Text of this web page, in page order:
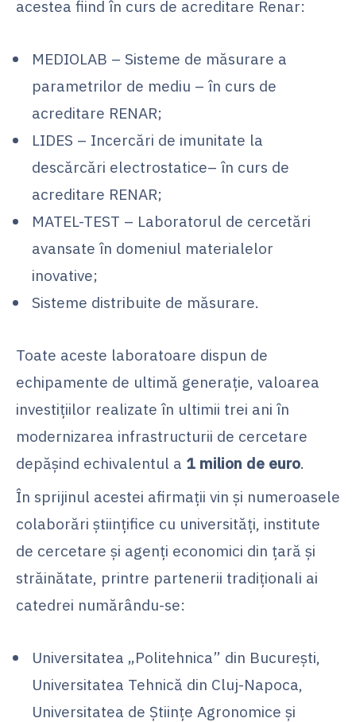
acestea fiind în curs de acreditare Renar:
MEDIOLAB – Sisteme de măsurare a
parametrilor de mediu – în curs de
acreditare RENAR;
LIDES – Incercări de imunitate la
descărcări electrostatice– în curs de
acreditare RENAR;
MATEL-TEST – Laboratorul de cercetări
avansate în domeniul materialelor
inovative;
Sisteme distribuite de măsurare.
Toate aceste laboratoare dispun de
echipamente de ultimă generaţie, valoarea
investiţiilor realizate în ultimii trei ani în
modernizarea infrastructurii de cercetare
depăşind echivalentul a 1 milion de euro.
În sprijinul acestei afirmaţii vin şi numeroasele
colaborări ştiinţifice cu universităţi, institute
de cercetare şi agenţi economici din ţară şi
străinătate, printre partenerii tradiţionali ai
catedrei numărându-se:
Universitatea „Politehnica” din Bucureşti,
Universitatea Tehnică din Cluj-Napoca,
Universitatea de Științe Agronomice şi